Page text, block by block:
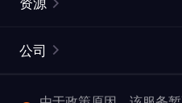
网页抓取 API
ProxySite
市场研究
常见问题解答
公司